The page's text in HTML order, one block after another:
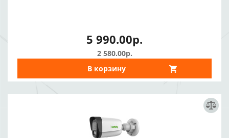
5 990.00р.
2 580.00р.
В корзину